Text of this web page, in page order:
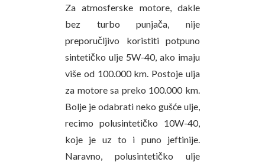
Za atmosferske motore, dakle
bez turbo punjača, nije
preporučljivo koristiti potpuno
sintetičko ulje 5W-40, ako imaju
više od 100.000 km. Postoje ulja
za motore sa preko 100.000 km.
Bolje je odabrati neko gušće ulje,
recimo polusintetičko 10W-40,
koje je uz to i puno jeftinije.
Naravno, polusintetičko ulje